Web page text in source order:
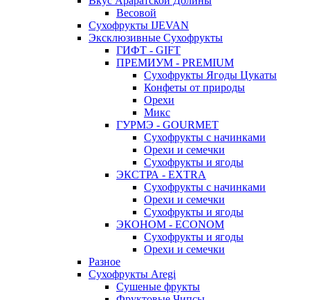
Весовой
Сухофрукты IJEVAN
Эксклюзивные Сухофрукты
ГИФТ - GIFT
ПРЕМИУМ - PREMIUM
Сухофрукты Ягоды Цукаты
Конфеты от природы
Орехи
Микс
ГУРМЭ - GOURMET
Сухофрукты с начинками
Орехи и семечки
Сухофрукты и ягоды
ЭКСТРА - EXTRA
Сухофрукты с начинками
Орехи и семечки
Сухофрукты и ягоды
ЭКОНОМ - ECONOM
Сухофрукты и ягоды
Орехи и семечки
Разное
Сухофрукты Aregi
Сушеные фрукты